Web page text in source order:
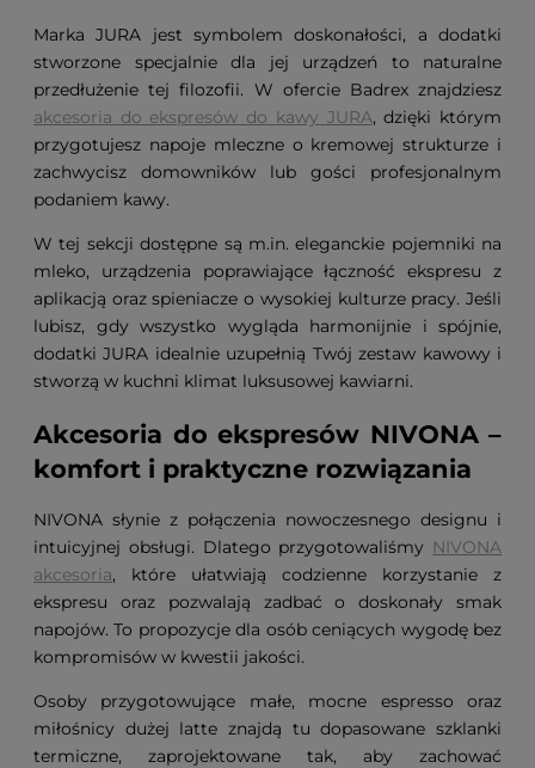
Marka JURA jest symbolem doskonałości, a dodatki
stworzone specjalnie dla jej urządzeń to naturalne
przedłużenie tej filozofii. W ofercie Badrex znajdziesz
akcesoria do ekspresów do kawy JURA, dzięki którym
przygotujesz napoje mleczne o kremowej strukturze i
zachwycisz domowników lub gości profesjonalnym
podaniem kawy.
W tej sekcji dostępne są m.in. eleganckie pojemniki na
mleko, urządzenia poprawiające łączność ekspresu z
aplikacją oraz spieniacze o wysokiej kulturze pracy. Jeśli
lubisz, gdy wszystko wygląda harmonijnie i spójnie,
dodatki JURA idealnie uzupełnią Twój zestaw kawowy i
stworzą w kuchni klimat luksusowej kawiarni.
Akcesoria do ekspresów NIVONA –
komfort i praktyczne rozwiązania
NIVONA słynie z połączenia nowoczesnego designu i
intuicyjnej obsługi. Dlatego przygotowaliśmy NIVONA
akcesoria, które ułatwiają codzienne korzystanie z
ekspresu oraz pozwalają zadbać o doskonały smak
napojów. To propozycje dla osób ceniących wygodę bez
kompromisów w kwestii jakości.
Osoby przygotowujące małe, mocne espresso oraz
miłośnicy dużej latte znajdą tu dopasowane szklanki
termiczne, zaprojektowane tak, aby zachować